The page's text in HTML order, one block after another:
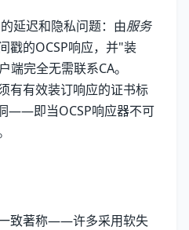
延迟和隐私问题：由服务
戳的OCSP响应，并"装
端完全无需联系CA。
有有效装订响应的证书标
——即当OCSP响应器不可
致著称——许多采用软失